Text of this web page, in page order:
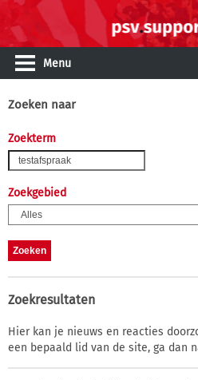
Menu
Zoeken naar
Zoekterm
Zoekgebied
Zoekresultaten
Hier kan je nieuws en reacties
een bepaald lid van de site, ga dan